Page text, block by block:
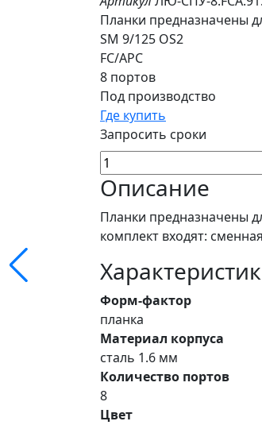
Планки предназначены
SM 9/125 OS2
FC/APC
8 портов
Под производство
Где купить
Запросить сроки
Описание
Планки предназначены
комплект входят:
Форм-фактор
планка
Материал корпуса
сталь 1.6 мм
Количество портов
8
Цвет